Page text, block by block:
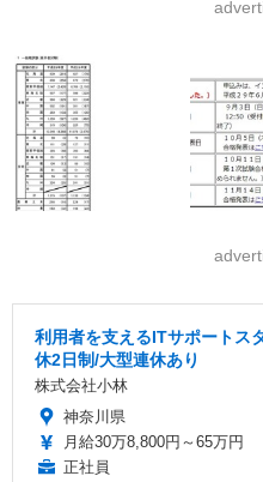
利用者を支えるITサポートス
休2日制/大型連休あり
株式会社小林
神奈川県
月給30万8,800円～65万円
正社員